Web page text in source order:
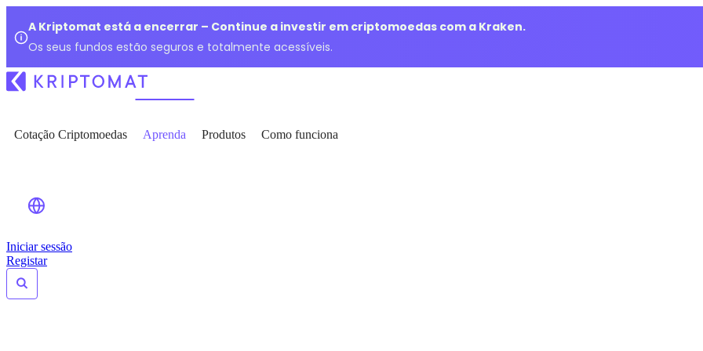
A Kriptomat está a encerrar – Continue a investir em criptomoedas com a Kraken.
Os seus fundos estão seguros e totalmente acessíveis.
Cotação Criptomoedas Aprenda Produtos Como funciona
Iniciar sessão
Registar